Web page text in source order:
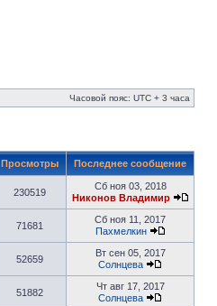
Часовой пояс: UTC + 3 часа
Просмотры Последнее сообщение
230519
Сб ноя 03, 2018
Никонов Владимир
71681
Сб ноя 11, 2017
Пахмелкин
52659
Вт сен 05, 2017
Солнцева
51882
Чт авг 17, 2017
Солнцева